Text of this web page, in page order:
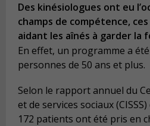
Des kinésiologues ont eu
champs de compétence,
aidant les aînés à garder la
En effet, un programme a
personnes de 50 ans et plus.
Selon le rapport annuel du
et de services sociaux
172 patients ont été pris en